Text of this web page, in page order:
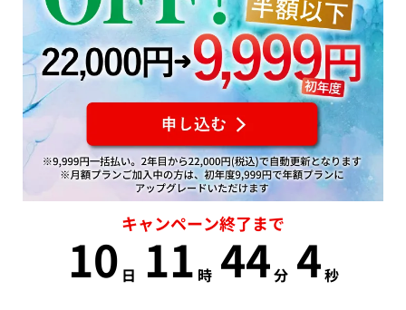
キャンペーン終了まで
10 日 11 時 44分 4秒